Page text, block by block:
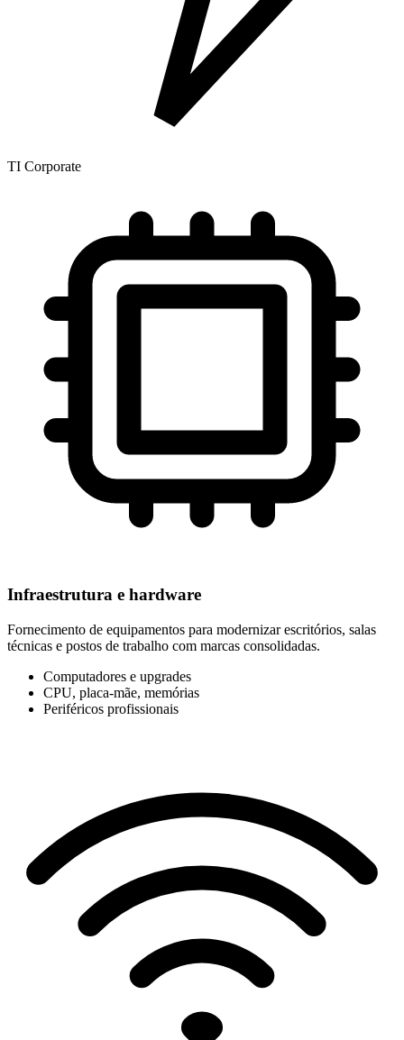
TI Corporate
Infraestrutura e hardware
Fornecimento de equipamentos para modernizar escritórios, salas
técnicas e postos de trabalho com marcas consolidadas.
Computadores e upgrades
CPU, placa-mãe, memórias
Periféricos profissionais